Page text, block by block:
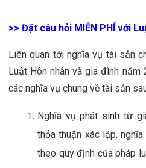
>> Đặt câu hỏi MIỄN PHÍ với
Luật Hôn nhân và gia đình năm
các nghĩa vụ chung về tài sản
Nghĩa vụ phát sinh từ
thỏa thuận xác lập,
theo quy định của pháp